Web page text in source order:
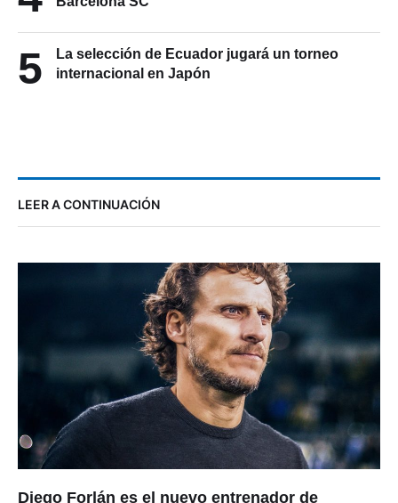
5
La selección de Ecuador jugará un torneo
internacional en Japón
LEER A CONTINUACIÓN
Diego Forlán es el nuevo entrenador de